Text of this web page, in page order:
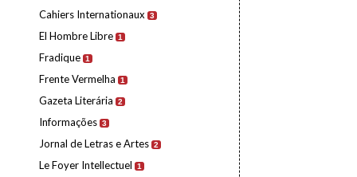
Cahiers Internationaux 3
El Hombre Libre 1
Fradique 1
Frente Vermelha 1
Gazeta Literária 2
Informações 3
Jornal de Letras e Artes 2
Le Foyer Intellectuel 1